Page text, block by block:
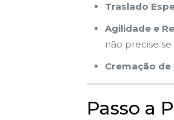
Traslado
Agilidade e
não precise
Cremação de
Passo a